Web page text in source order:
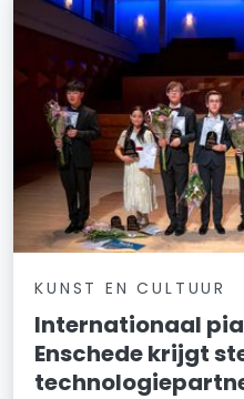
KUNST EN CULTUUR
Internationaal
Enschede krijgt